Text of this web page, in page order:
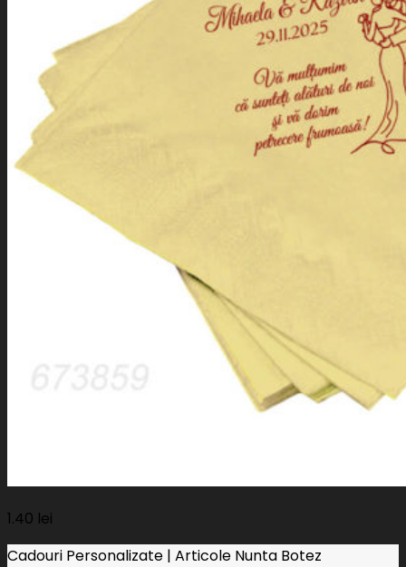
1.40 lei
Cadouri Personalizate | Articole Nunta Botez